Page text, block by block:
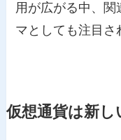
用が広がる中、関
マとしても注目さ
仮想通貨は新し